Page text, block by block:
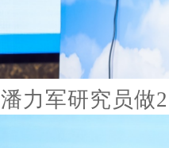
潘力军研究员做